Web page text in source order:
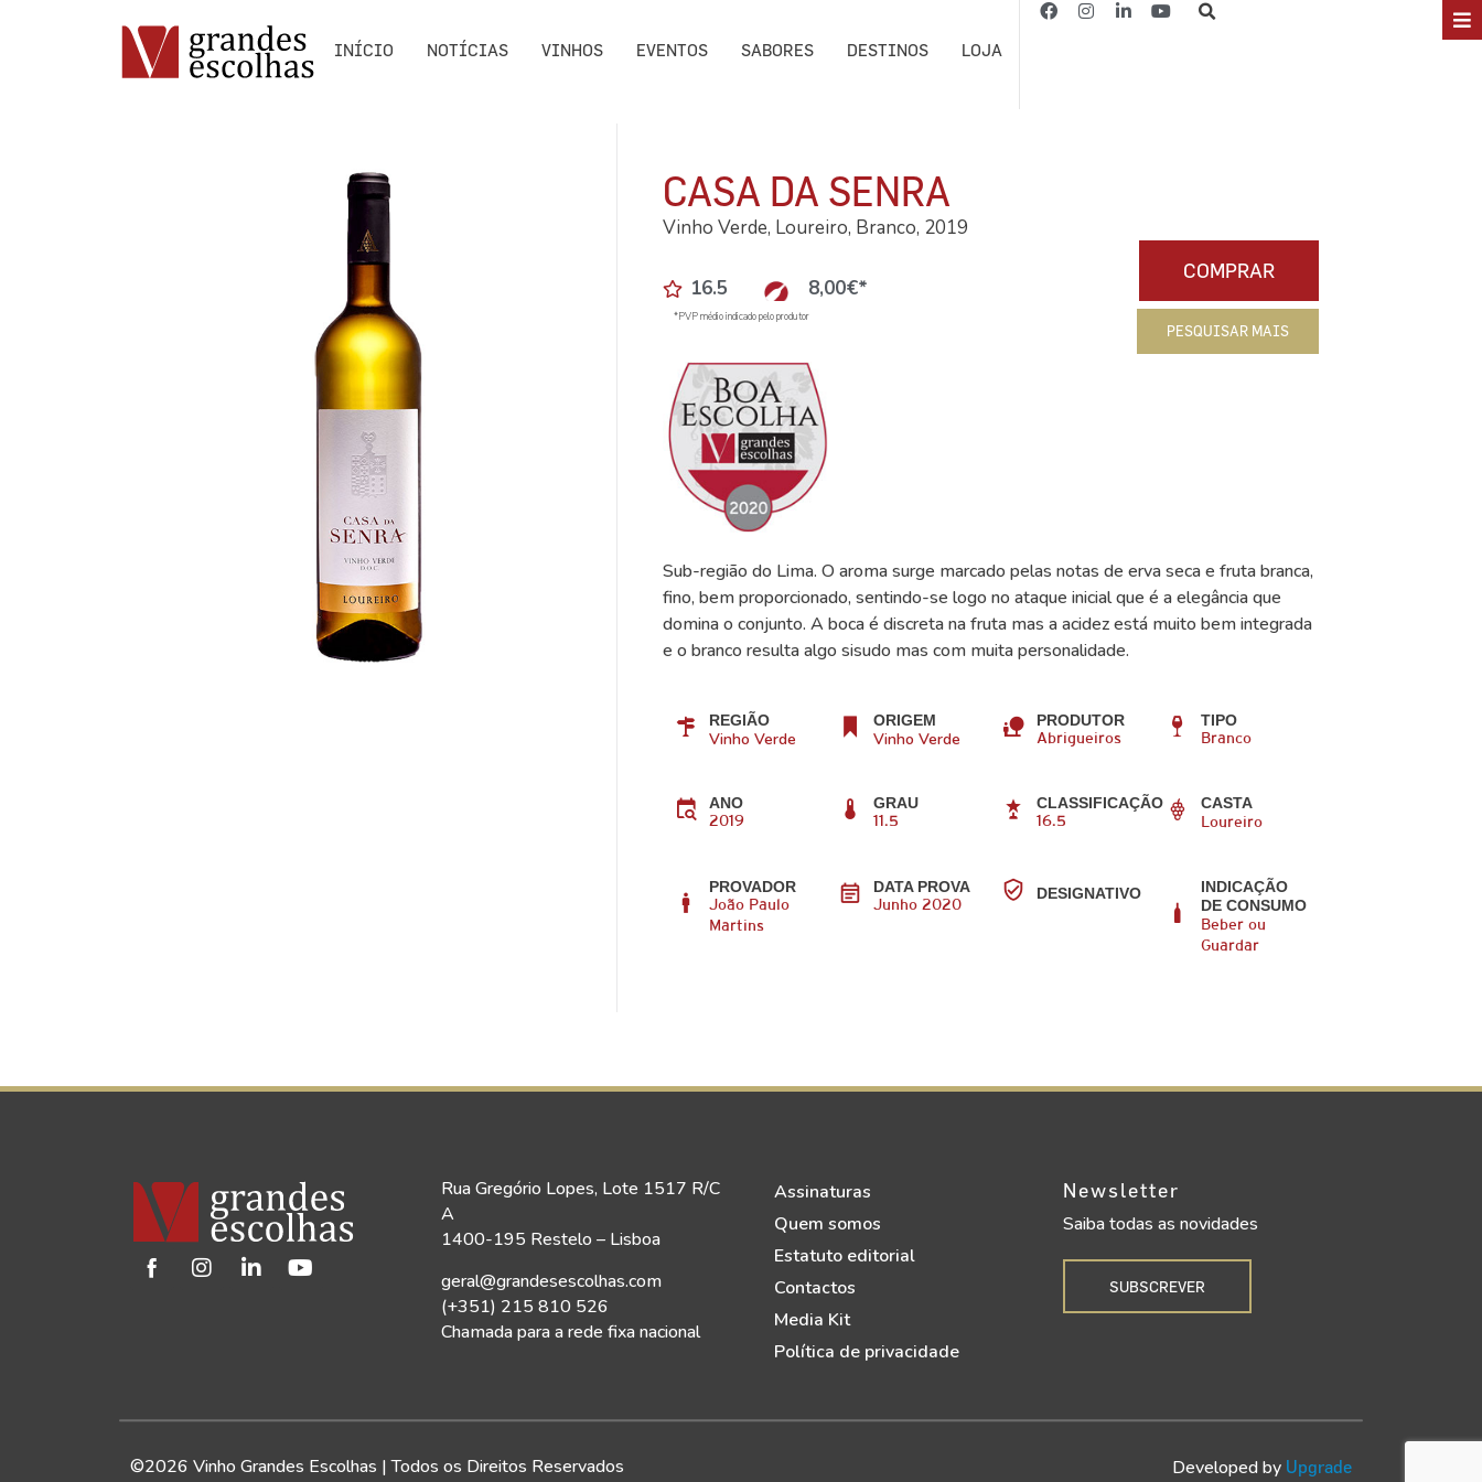
INÍCIO NOTÍCIAS VINHOS EVENTOS SABORES DESTINOS LOJA
CASA DA SENRA
Vinho Verde, Loureiro, Branco, 2019
16.5 8,00€*
*PVP médio indicado pelo produtor
COMPRAR
PESQUISAR MAIS
Sub-região do Lima. O aroma surge marcado pelas notas de erva seca e fruta branca,
fino, bem proporcionado, sentindo-se logo no ataque inicial que é a elegância que
domina o conjunto. A boca é discreta na fruta mas a acidez está muito bem integrada
e o branco resulta algo sisudo mas com muita personalidade.
REGIÃO
Vinho Verde
ORIGEM
Vinho Verde
PRODUTOR
Abrigueiros
TIPO
Branco
ANO
2019
GRAU
11.5
CLASSIFICAÇÃO
16.5
CASTA
Loureiro
PROVADOR
João Paulo
Martins
DATA PROVA
Junho 2020
DESIGNATIVO
INDICAÇÃO
DE CONSUMO
Beber ou
Guardar
Rua Gregório Lopes, Lote 1517 R/C
A
1400-195 Restelo – Lisboa
geral@grandesescolhas.com
(+351) 215 810 526
Chamada para a rede fixa nacional
Assinaturas
Quem somos
Estatuto editorial
Contactos
Media Kit
Política de privacidade
Newsletter
Saiba todas as novidades
SUBSCREVER
©2026 Vinho Grandes Escolhas | Todos os Direitos Reservados Developed by Upgrade